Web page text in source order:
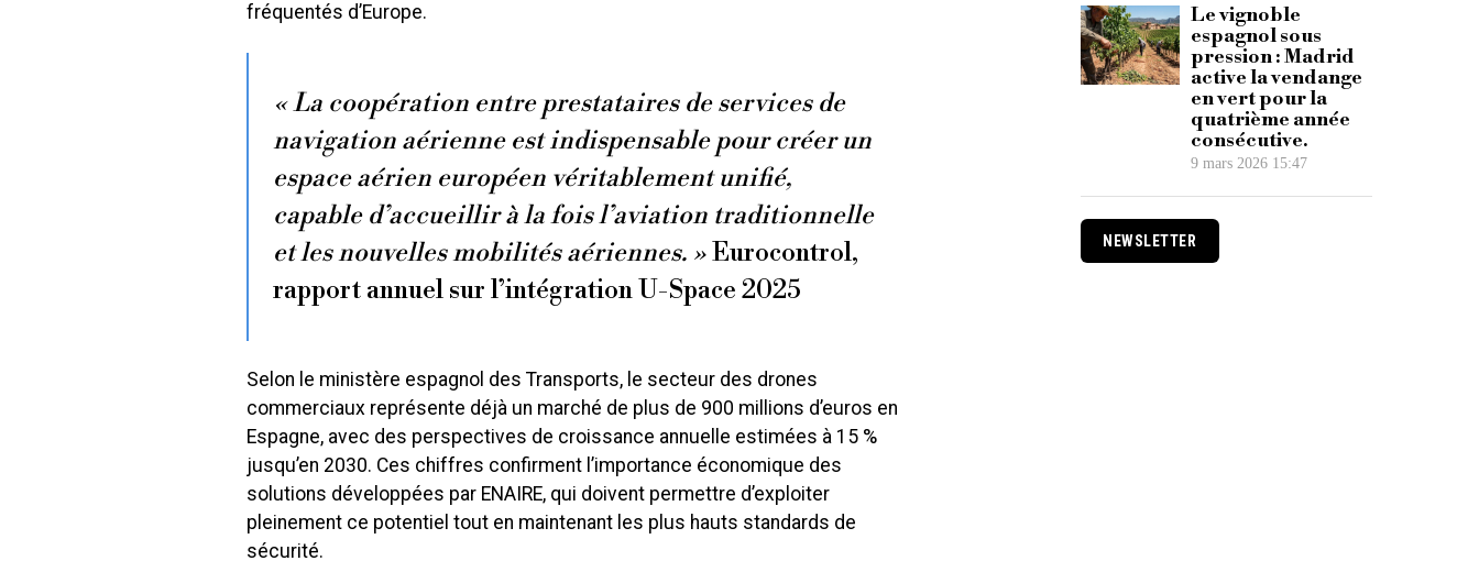
fréquentés d’Europe.
« La coopération entre prestataires de services de
navigation aérienne est indispensable pour créer un
espace aérien européen véritablement unifié,
capable d’accueillir à la fois l’aviation traditionnelle
et les nouvelles mobilités aériennes. »Eurocontrol,
rapport annuel sur l’intégration U-Space 2025
Selon le ministère espagnol des Transports, le secteur des drones
commerciaux représente déjà un marché de plus de 900 millions d’euros en
Espagne, avec des perspectives de croissance annuelle estimées à 15 %
jusqu’en 2030. Ces chiffres confirment l’importance économique des
solutions développées par ENAIRE, qui doivent permettre d’exploiter
pleinement ce potentiel tout en maintenant les plus hauts standards de
sécurité.
Le vignoble
espagnol sous
pression : Madrid
active la vendange
en vert pour la
quatrième année
consécutive.
9 mars 2026 15:47
NEWSLETTER